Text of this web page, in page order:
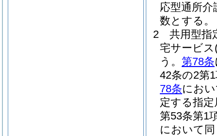
応型通所
数とする。
2
共用型指
宅サービス
う。 第78条
42条の2第
78条にお
定する指
第53条第1
において